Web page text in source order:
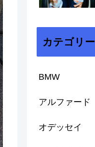
カテゴリー
BMW
アルファード
オデッセイ